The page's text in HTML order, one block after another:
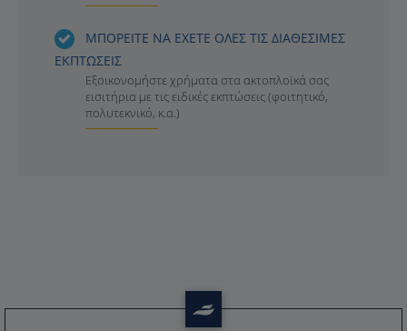
ΜΠΟΡΕΙΤΕ ΝΑ ΕΧΕΤΕ ΟΛΕΣ ΤΙΣ ΔΙΑΘΕΣΙΜΕΣ
ΕΚΠΤΩΣΕΙΣ
Εξοικονομήστε χρήματα στα ακτοπλοϊκά σας
εισιτήρια με τις ειδικές εκπτώσεις (φοιτητικό,
πολυτεκνικό, κ.α.)